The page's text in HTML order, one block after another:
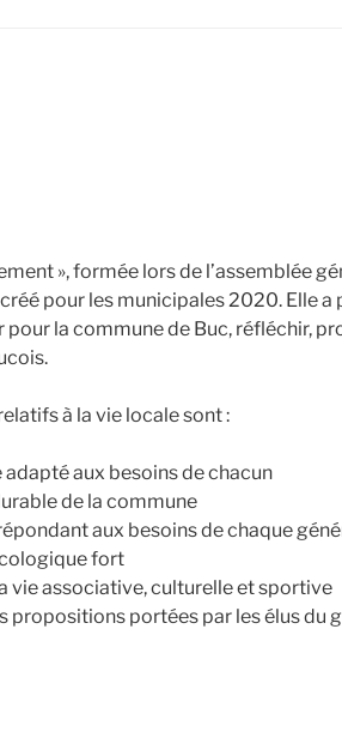
», formée lors de l’assemblée
pour les municipales 2020. Elle
la commune de Buc, réfléchir,
à la vie locale sont :
aux besoins de chacun
de la commune
aux besoins de chaque
fort
vie associative, culturelle et sportive
portées par les élus du